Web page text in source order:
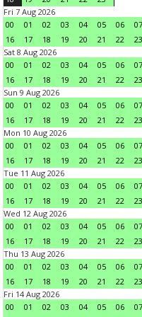
Fri 7 Aug 2026
00
01 02 03 04 05 06 07
16
17 18 19 20 21 22
23
Sat 8 Aug 2026
00
01 02 03 04 05 06 07
16
17 18 19 20 21 22
23
Sun 9 Aug 2026
00
01 02 03 04 05 06 07
16
17 18 19 20 21 22
23
Mon 10 Aug 2026
00
01 02 03 04 05 06 07
16
17 18 19 20 21 22
23
Tue 11 Aug 2026
00
01 02 03 04 05 06 07
16
17 18 19 20 21 22
23
Wed 12 Aug 2026
00
01 02 03 04 05 06 07
16
17 18 19 20 21 22
23
Thu 13 Aug 2026
00
01 02 03 04 05 06 07
16
17 18 19 20 21 22
23
Fri 14 Aug 2026
00
01 02 03 04 05 06 07